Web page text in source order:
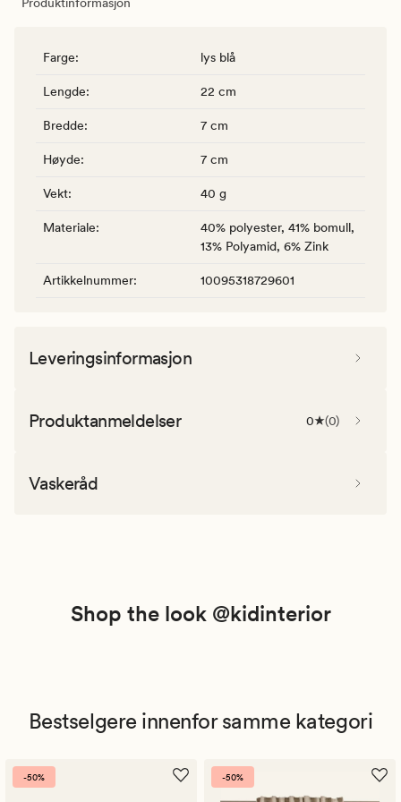
Farge: lys blå
Lengde: 22 cm
Bredde: 7 cm
Høyde: 7 cm
Vekt: 40 g
Materiale:
40% polyester, 41% bomull,
13% Polyamid, 6% Zink
Artikkelnummer: 10095318729601
Leveringsinformasjon
Produktanmeldelser 0 (0)
Vaskeråd
Shop the look @kidinterior
Bestselgere innenfor samme kategori
-50% -50%